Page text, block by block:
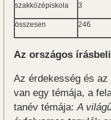
szakközépiskola 3
összesen 246
Az országos
Az érdekesség és
van egy témája, a
tanév témája:A